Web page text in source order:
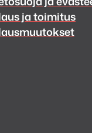
ja toimitus